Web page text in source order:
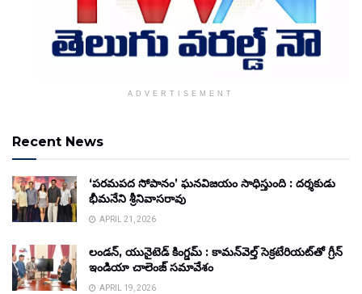
ADVERTISEMENT
Recent News
‘పరమపద సోపానం’ ఘనవిజయం సాధిస్తుంది : దర్శకుడు
భీమనేని శ్రీనివాసరావు
APRIL 21, 2026
లండన్, యునైటెడ్ కింగ్డమ్ : కామన్‌వెల్త్ సెక్రటేరియట్‌తో గ్రీన్
ఇండియా చాలెంజ్ సమావేశం
APRIL 19, 2026